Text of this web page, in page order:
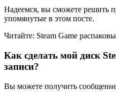
Надеемся, вы сможете решить
упомянутые в этом посте.
Читайте: Steam Game
Как сделать мой диск
записи?
Вы можете получить